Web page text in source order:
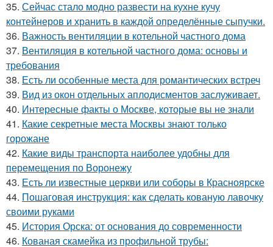
35. Сейчас стало модно развести на кухне кучу
контейнеров и хранить в каждой определённые сыпучки.
36. Важность вентиляции в котельной частного дома
37. Вентиляция в котельной частного дома: основы и
требования
38. Есть ли особенные места для романтических встреч
39. Вид из окон отдельных аплодисментов заслуживает.
40. Интересные факты о Москве, которые вы не знали
41. Какие секретные места Москвы знают только
горожане
42. Какие виды транспорта наиболее удобны для
перемещения по Воронежу
43. Есть ли известные церкви или соборы в Красноярске
44. Пошаговая инструкция: как сделать кованую лавочку
своими руками
45. История Орска: от основания до современности
46. Кованая скамейка из профильной трубы: